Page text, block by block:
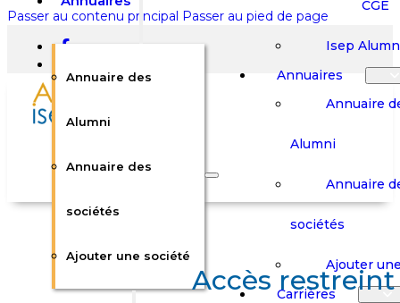
Passer au contenu principal Passer au pied de page
Rechercher sur le site
Rechercher
Annuaire des
Alumni
Annuaire des
sociétés
Ajouter une société
CGE
Isep
Annuaires
Annuaire
Alumni
Annuaire
sociétés
Ajouter
Carrières
Accès restreint